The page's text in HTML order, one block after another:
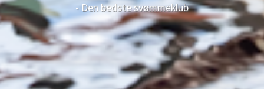
- Den bedste svømmeklub